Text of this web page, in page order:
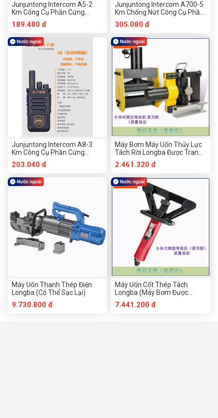
Junjuntong Intercom A5-2
Km Công Cụ Phần Cứng
Chống Bẻ Khóa Tần Số Một
Phím Chuanmu
189.480 đ
Junjuntong Intercom A8-3
Km Công Cụ Phần Cứng
Chống Bẻ Khóa Tần Số Một
Phím Chuanmu
203.040 đ
Máy Uốn Thanh Thép Điện
Longba (Có Thể Sạc Lại)
9.730.800 đ
Junjuntong Intercom A700-5
Km Chống Nứt Công Cụ Phần
Cứng Chuanmu
305.080 đ
Máy Bơm Máy Uốn Thủy Lực
Tách Rời Longba Được Trang
Bị Riêng
2.461.320 đ
Máy Uốn Cốt Thép Tách
Longba (Máy Bơm Được
Trang Bị Riêng)
7.441.200 đ